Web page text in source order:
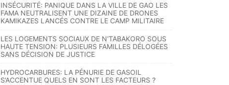
INSÉCURITÉ: PANIQUE DANS LA VILLE DE GAO LES
FAMA NEUTRALISENT UNE DIZAINE DE DRONES
KAMIKAZES LANCÉS CONTRE LE CAMP MILITAIRE
LES LOGEMENTS SOCIAUX DE N’TABAKORO SOUS
HAUTE TENSION: PLUSIEURS FAMILLES DÉLOGÉES
SANS DÉCISION DE JUSTICE
HYDROCARBURES: LA PÉNURIE DE GASOIL
S’ACCENTUE QUELS EN SONT LES FACTEURS ?